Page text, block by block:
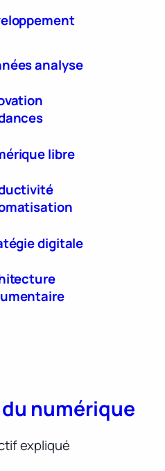
analyse
libre
digitale
numérique
expliqué